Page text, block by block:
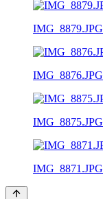
IMG_8879.JPG
IMG_8876.JPG
IMG_8875.JPG
IMG_8871.JPG